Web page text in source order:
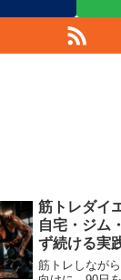
筋トレダイ
自宅・ジム
ず続ける実
筋トレしなが